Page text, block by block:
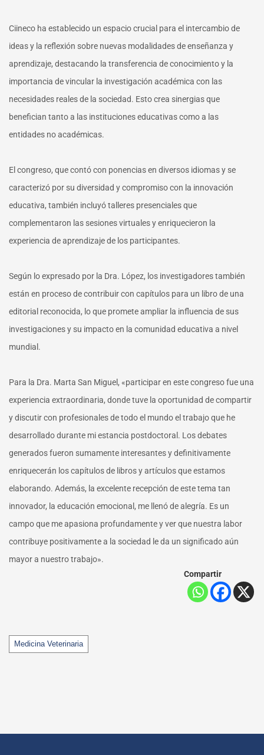
Ciineco ha establecido un espacio crucial para el intercambio de
ideas y la reflexión sobre nuevas modalidades de enseñanza y
aprendizaje, destacando la transferencia de conocimiento y la
importancia de vincular la investigación académica con las
necesidades reales de la sociedad. Esto crea sinergias que
benefician tanto a las instituciones educativas como a las
entidades no académicas.
El congreso, que contó con ponencias en diversos idiomas y se
caracterizó por su diversidad y compromiso con la innovación
educativa, también incluyó talleres presenciales que
complementaron las sesiones virtuales y enriquecieron la
experiencia de aprendizaje de los participantes.
Según lo expresado por la Dra. López, los investigadores también
están en proceso de contribuir con capítulos para un libro de una
editorial reconocida, lo que promete ampliar la influencia de sus
investigaciones y su impacto en la comunidad educativa a nivel
mundial.
Para la Dra. Marta San Miguel, «participar en este congreso fue una
experiencia extraordinaria, donde tuve la oportunidad de compartir
y discutir con profesionales de todo el mundo el trabajo que he
desarrollado durante mi estancia postdoctoral. Los debates
generados fueron sumamente interesantes y definitivamente
enriquecerán los capítulos de libros y artículos que estamos
elaborando. Además, la excelente recepción de este tema tan
innovador, la educación emocional, me llenó de alegría. Es un
campo que me apasiona profundamente y ver que nuestra labor
contribuye positivamente a la sociedad le da un significado aún
mayor a nuestro trabajo».
Compartir
Tags
Medicina Veterinaria